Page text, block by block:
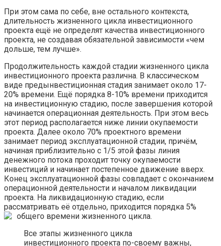
При этом сама по себе, вне остального контекста,
длительность жизненного цикла инвестиционного
проекта ещё не определят качества инвестиционного
проекта, не создавая обязательной зависимости «чем
дольше, тем лучше».
Продолжительность каждой стадии жизненного цикла
инвестиционного проекта различна. В классическом
виде предынвестиционная стадия занимает около 17-
20% времени. Ещё порядка 8-10% времени приходится
на инвестиционную стадию, после завершения которой
начинается операционная деятельность. При этом весь
этот период располагается ниже линии окупаемости
проекта. Далее около 70% проектного времени
занимает период эксплуатационной стадии, причём,
начиная приблизительно с 1/5 этой фазы линия
денежного потока проходит точку окупаемости
инвестиций и начинает постепенное движение вверх.
Конец эксплуатационной фазы совпадает с окончанием
операционной деятельности и началом ликвидации
проекта. На ликвидационную стадию, если
рассматривать её отдельно, приходится порядка 5%
общего времени жизненного цикла.
Все этапы жизненного цикла
инвестиционного проекта по-своему важны,